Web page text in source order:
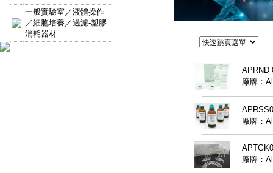
一般實驗室／液體操作
／細胞培養／過濾-塑膠
消耗器材
APRND
廠牌：
廠牌：
廠牌：